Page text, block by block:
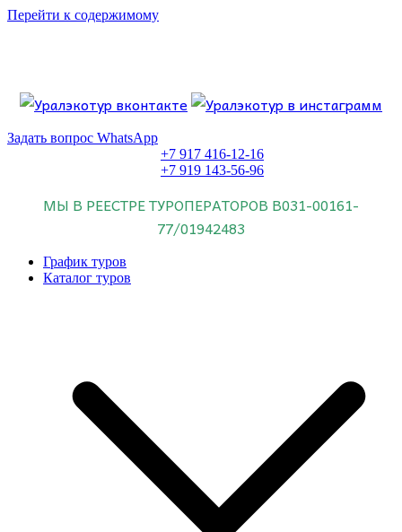
Перейти к содержимому
Знайте об этом.
Задать вопрос WhatsApp
+7 917 416-12-16
+7 919 143-56-96
МЫ В РЕЕСТРЕ ТУРОПЕРАТОРОВ В031-00161-
77/01942483
График туров
Каталог туров